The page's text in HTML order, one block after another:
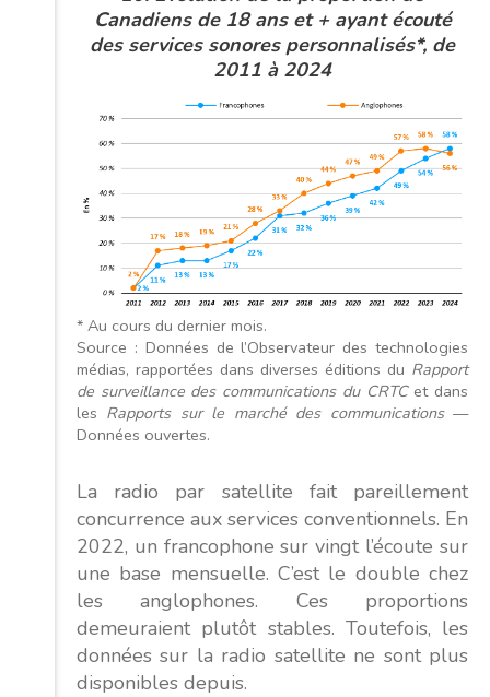
Canadiens de 18 ans et + ayant écouté
des services sonores personnalisés*, de
2011 à 2024
* Au cours du dernier mois.
Source : Données de l’Observateur des technologies
médias, rapportées dans diverses éditions du Rapport
de surveillance des communications du CRTCet dans
les Rapports sur le marché des communications—
Données ouvertes.
La radio par satellite fait pareillement
concurrence aux services conventionnels. En
2022, un francophone sur vingt l’écoute sur
une base mensuelle. C’est le double chez
les anglophones. Ces proportions
demeuraient plutôt stables. Toutefois, les
données sur la radio satellite ne sont plus
disponibles depuis.